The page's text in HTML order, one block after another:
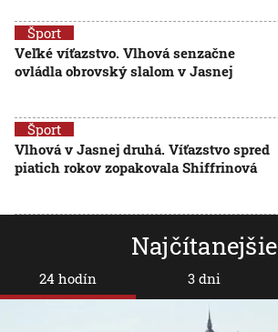
Šport
Veľké víťazstvo. Vlhová senzačne
ovládla obrovský slalom v Jasnej
Šport
Vlhová v Jasnej druhá. Víťazstvo spred
piatich rokov zopakovala Shiffrinová
Najčítanejšie
24 hodín 3 dni